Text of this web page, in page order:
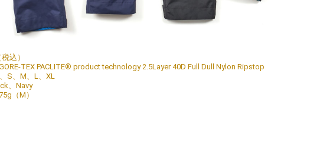
税込）
TEX PACLITE® product technology 2.5Layer 40D Full Dull Nylon Ripstop
S、M、L、XL
、​Navy
（M）